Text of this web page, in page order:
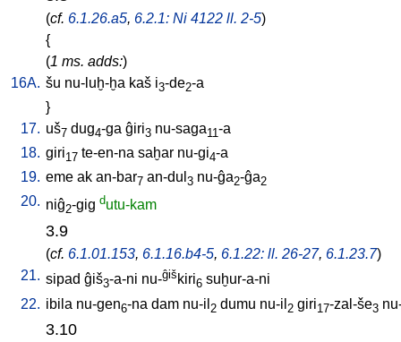
(cf. 6.1.26.a5, 6.2.1: Ni 4122 ll. 2-5)
{
(1 ms. adds:)
16A. šu nu-luḫ-ḫa kaš i3-de2-a
}
17. uš7 dug4-ga ĝiri3 nu-saga11 -a
18. giri17 te-en-na saḫar nu-gi4-a
19. eme ak an-bar7 an-dul 3 nu-ĝa2-ĝa2
20. niĝ2-gig dutu-kam
3.9
(cf. 6.1.01.153, 6.1.16.b4-5, 6.1.22: ll. 26-27, 6.1.23.7)
21. sipad ĝiš3-a-ni nu-ĝiš kiri6 suḫur-a-ni
22. ibila nu-gen6-na dam nu-il 2 dumu nu-il 2 giri17-zal-še3
3.10